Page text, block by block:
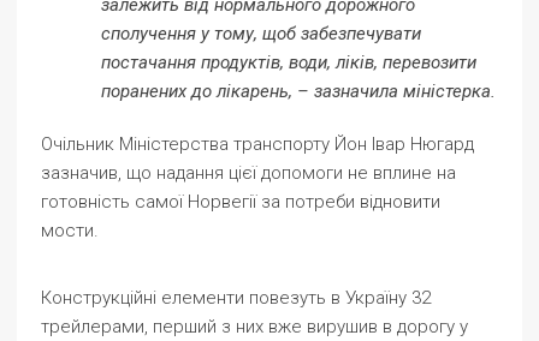
залежить від нормального дорожного
сполучення у тому, щоб забезпечувати
постачання продуктів, води, ліків, перевозити
поранених до лікарень, – зазначила міністерка.
Очільник Міністерства транспорту Йон Івар Нюгард
зазначив, що надання цієї допомоги не вплине на
готовність самої Норвегії за потреби відновити
мости.
Конструкційні елементи повезуть в Україну 32
трейлерами, перший з них вже вирушив в дорогу у